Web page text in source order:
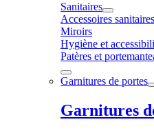
Sanitaires
Accessoires sanitaires
Miroirs
Hygiène et
Patères et
Garnitures de portes
Garnitures